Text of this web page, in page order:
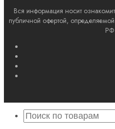
Вся информация носит
публичной офертой,
РФ